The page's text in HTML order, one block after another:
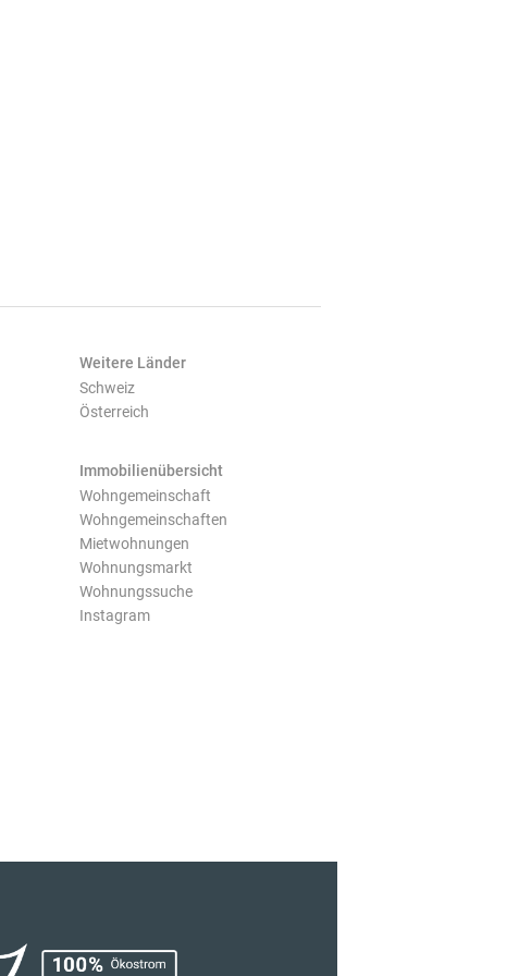
Weitere Länder
Schweiz
Österreich
Immobilienübersicht
Wohngemeinschaft
Wohngemeinschaften
Mietwohnungen
Wohnungsmarkt
Wohnungssuche
Instagram